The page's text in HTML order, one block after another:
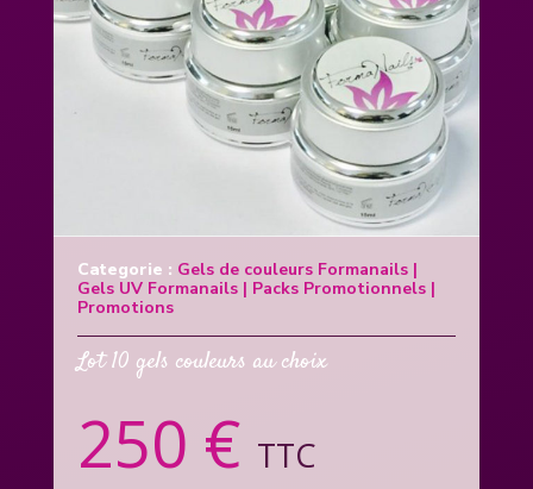
Categorie : Gels de couleurs Formanails|
Gels UV Formanails| Packs Promotionnels|
Promotions
Lot 10 gels couleurs au choix
250 € TTC